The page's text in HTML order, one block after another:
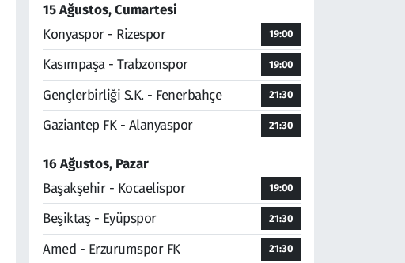
15 Ağustos, Cumartesi
Konyaspor - Rizespor
19:00
Kasımpaşa - Trabzonspor 19:00
Gençlerbirliği S.K. - Fenerbahçe 21:30
Gaziantep FK - Alanyaspor 21:30
16 Ağustos, Pazar
Başakşehir - Kocaelispor
19:00
Beşiktaş - Eyüpspor 21:30
Amed - Erzurumspor FK 21:30